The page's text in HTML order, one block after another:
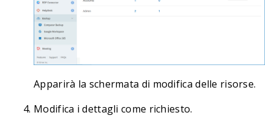
Apparirà la schermata di modifica delle risorse.
Modifica i dettagli come richiesto.